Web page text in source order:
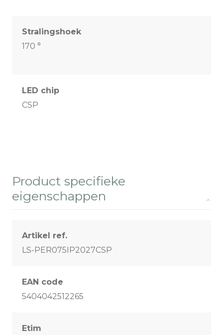
Stralingshoek
170 °
LED chip
CSP
Product specifieke
eigenschappen
Artikel ref.
LS-PER075IP2027CSP
EAN code
5404042512265
Etim